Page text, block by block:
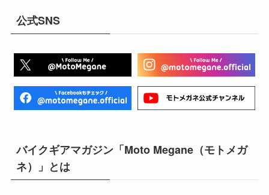
公式SNS
バイクギアマガジン「Moto Megane（モトメガ
ネ）」とは